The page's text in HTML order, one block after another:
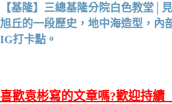
【基隆】三總基隆分院白色教堂│
旭丘的一段歷史，地中海造型，內
IG打卡點。
喜歡袁彬寫的文章嗎?歡迎持續